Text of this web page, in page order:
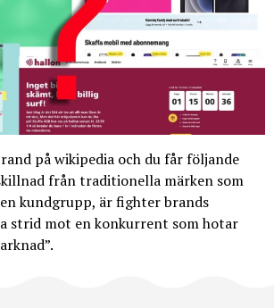
på wikipedia och du får följande
från traditionella märken som
kundgrupp, är fighter brands
strid mot en konkurrent som hotar